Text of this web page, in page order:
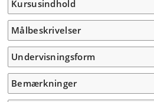
Kursusindhold
Målbeskrivelser
Undervisningsform
Bemærkninger